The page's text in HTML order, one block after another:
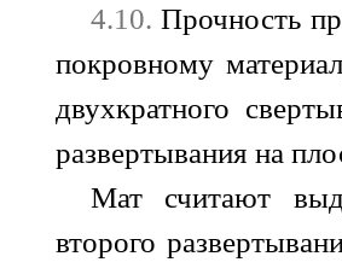
4.10.Прочность
покровному
двухкратного
развертывания на
Мат считают
второго